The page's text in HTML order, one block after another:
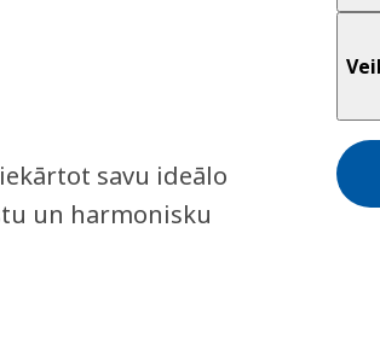
savu ideālo
un harmonisku